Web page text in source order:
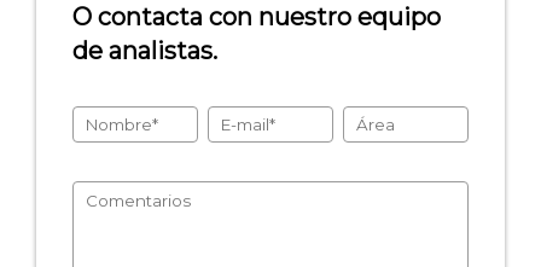
- Encuestas de NPS
- Encuestas de satisfacción de cliente
- Investigación de mercados
O contacta con nuestro equipo
de analistas.